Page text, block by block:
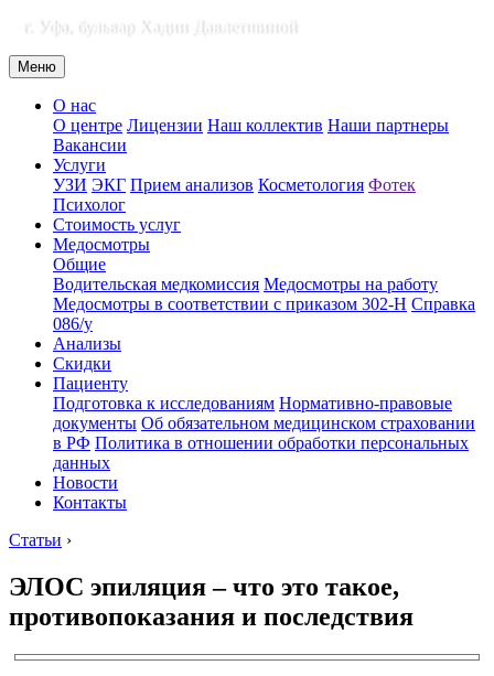
г. Уфа, бульвар Хадии Давлетшиной
Меню
О нас
О центре Лицензии Наш коллектив Наши партнеры
Вакансии
Услуги
УЗИ ЭКГ Прием анализов Косметология Фотек
Психолог
Стоимость услуг
Медосмотры
Общие
Водительская медкомиссия Медосмотры на работу
Медосмотры в соответствии с приказом 302-Н Справка
086/у
Анализы
Скидки
Пациенту
Подготовка к исследованиям Нормативно-правовые
документы Об обязательном медицинском страховании
в РФ Политика в отношении обработки персональных
данных
Новости
Контакты
Статьи ›
ЭЛОС эпиляция – что это такое,
противопоказания и последствия